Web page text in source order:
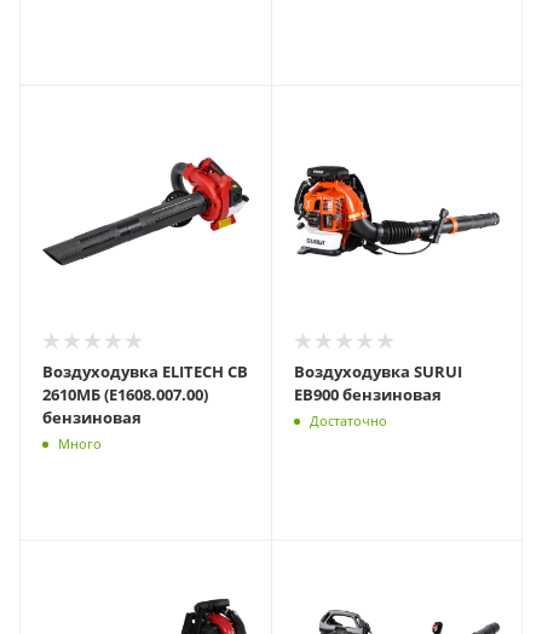
Воздуходувка ELITECH СВ
2610МБ (E1608.007.00)
бензиновая
Много
Воздуходувка SURUI
EB900 бензиновая
Достаточно